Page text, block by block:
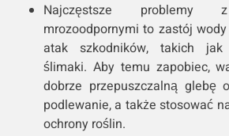
Najczęstsze problemy
mrozoodpornymi to zastój
atak szkodników, takich
ślimaki. Aby temu zapobiec,
dobrze przepuszczalną glebę
podlewanie, a także stosować
ochrony roślin.